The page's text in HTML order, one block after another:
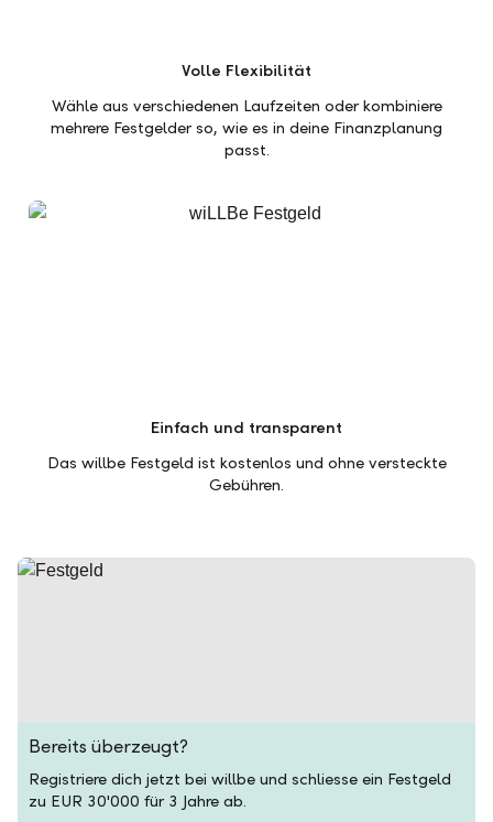
Volle Flexibilität
Wähle aus verschiedenen Laufzeiten oder kombiniere
mehrere Festgelder so, wie es in deine Finanzplanung
passt.
Einfach und transparent
Das willbe Festgeld ist kostenlos und ohne versteckte
Gebühren.
Bereits überzeugt?
Registriere dich jetzt bei willbe und schliesse ein Festgeld
zu EUR 30'000 für 3 Jahre ab.